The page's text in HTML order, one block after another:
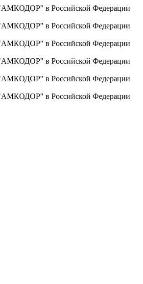
"АМКОДОР" в Российской Федерации
"АМКОДОР" в Российской Федерации
"АМКОДОР" в Российской Федерации
"АМКОДОР" в Российской Федерации
"АМКОДОР" в Российской Федерации
"АМКОДОР" в Российской Федерации